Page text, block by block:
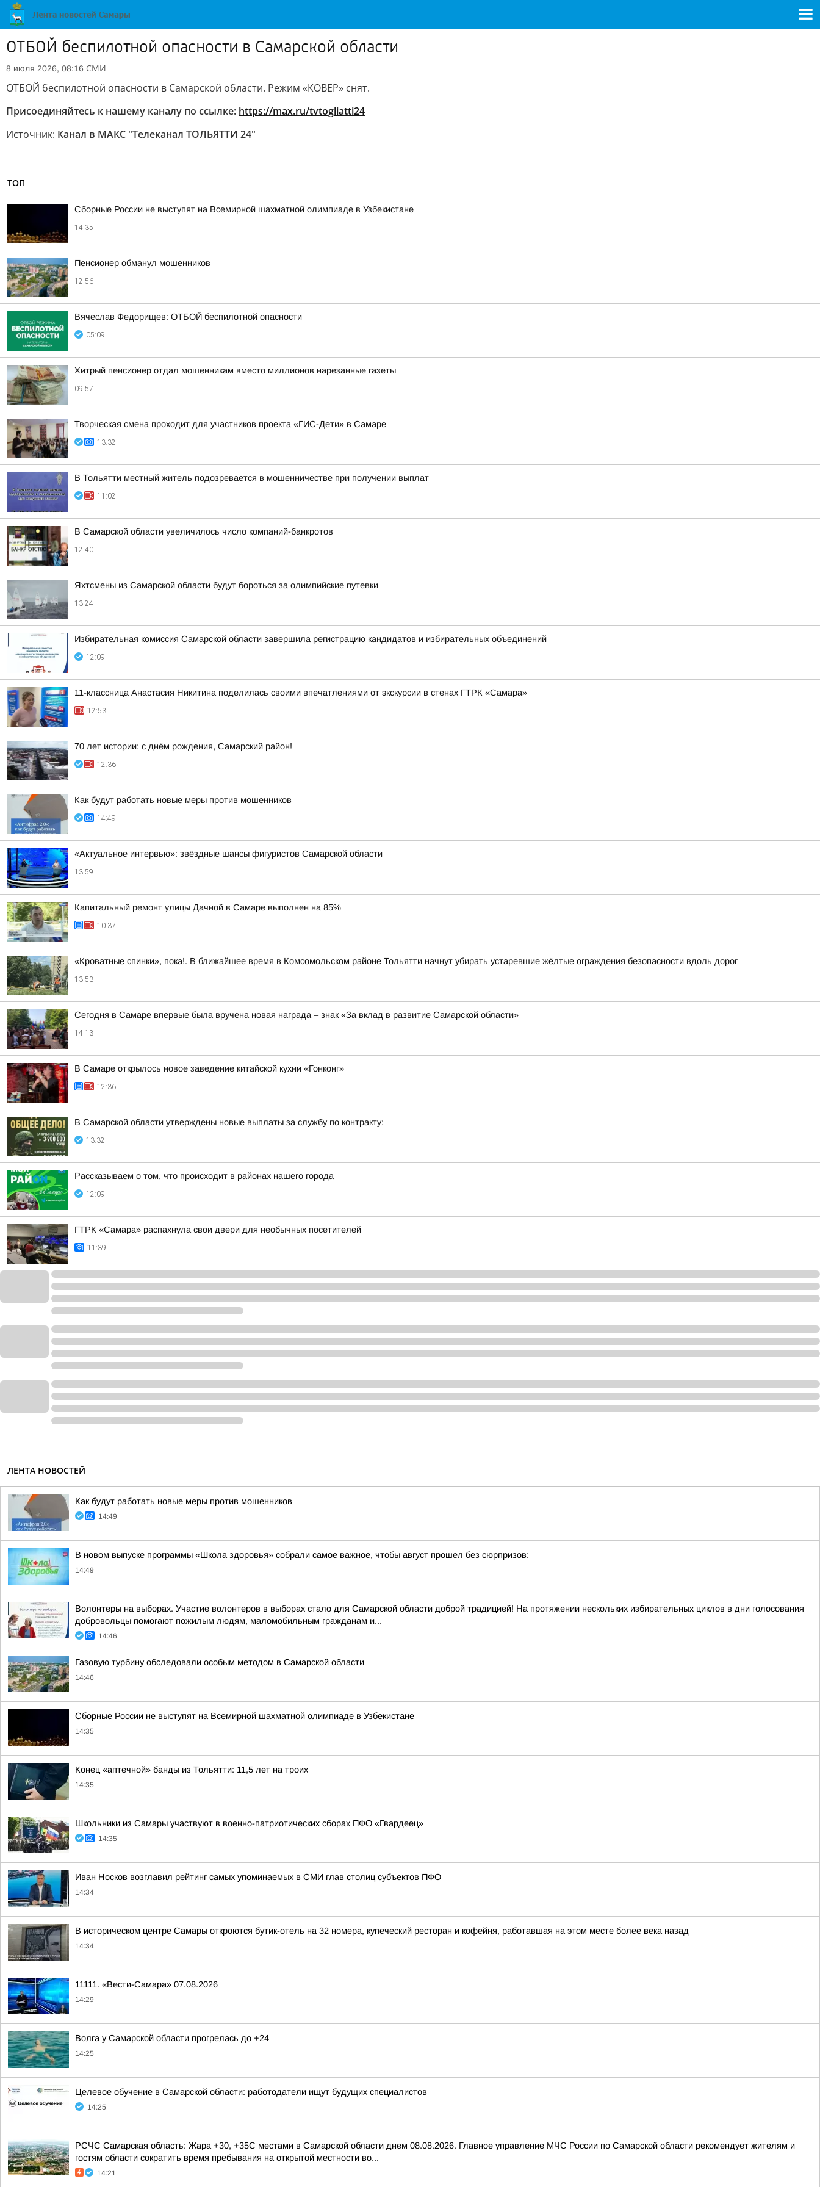
ОТБОЙ беспилотной опасности в Самарской области
8 июля 2026, 08:16 СМИ
ОТБОЙ беспилотной опасности в Самарской области. Режим «КОВЕР» снят.
Присоединяйтесь к нашему каналу по ссылке: https://max.ru/tvtogliatti24
Источник: Канал в МАКС "Телеканал ТОЛЬЯТТИ 24"
ТОП
Сборные России не выступят на Всемирной шахматной олимпиаде в Узбекистане
14:35
Пенсионер обманул мошенников
12:56
Вячеслав Федорищев: ОТБОЙ беспилотной опасности
05:09
Хитрый пенсионер отдал мошенникам вместо миллионов нарезанные газеты
09:57
Творческая смена проходит для участников проекта «ГИС-Дети» в Самаре
13:32
В Тольятти местный житель подозревается в мошенничестве при получении выплат
11:02
В Самарской области увеличилось число компаний-банкротов
12:40
Яхтсмены из Самарской области будут бороться за олимпийские путевки
13:24
Избирательная комиссия Самарской области завершила регистрацию кандидатов и избирательных объединений
12:09
11-классница Анастасия Никитина поделилась своими впечатлениями от экскурсии в стенах ГТРК «Самара»
12:53
70 лет истории: с днём рождения, Самарский район!
12:36
Как будут работать новые меры против мошенников
14:49
«Актуальное интервью»: звёздные шансы фигуристов Самарской области
13:59
Капитальный ремонт улицы Дачной в Самаре выполнен на 85%
10:37
«Кроватные спинки», пока!. В ближайшее время в Комсомольском районе Тольятти начнут убирать устаревшие жёлтые ограждения безопасности вдоль дорог
13:53
Сегодня в Самаре впервые была вручена новая награда – знак «За вклад в развитие Самарской области»
14:13
В Самаре открылось новое заведение китайской кухни «Гонконг»
12:36
В Самарской области утверждены новые выплаты за службу по контракту:
13:32
Рассказываем о том, что происходит в районах нашего города
12:09
ГТРК «Самара» распахнула свои двери для необычных посетителей
11:39
ЛЕНТА НОВОСТЕЙ
Как будут работать новые меры против мошенников
14:49
В новом выпуске программы «Школа здоровья» собрали самое важное, чтобы август прошел без сюрпризов:
14:49
Волонтеры на выборах. Участие волонтеров в выборах стало для Самарской области доброй традицией! На протяжении нескольких избирательных циклов в дни голосования
добровольцы помогают пожилым людям, маломобильным гражданам и...
14:46
Газовую турбину обследовали особым методом в Самарской области
14:46
Сборные России не выступят на Всемирной шахматной олимпиаде в Узбекистане
14:35
Конец «аптечной» банды из Тольятти: 11,5 лет на троих
14:35
Школьники из Самары участвуют в военно-патриотических сборах ПФО «Гвардеец»
14:35
Иван Носков возглавил рейтинг самых упоминаемых в СМИ глав столиц субъектов ПФО
14:34
В историческом центре Самары откроются бутик-отель на 32 номера, купеческий ресторан и кофейня, работавшая на этом месте более века назад
14:34
11111. «Вести-Самара» 07.08.2026
14:29
Волга у Самарской области прогрелась до +24
14:25
Целевое обучение в Самарской области: работодатели ищут будущих специалистов
14:25
РСЧС Самарская область: Жара +30, +35С местами в Самарской области днем 08.08.2026. Главное управление МЧС России по Самарской области рекомендует жителям и
гостям области сократить время пребывания на открытой местности во...
14:21